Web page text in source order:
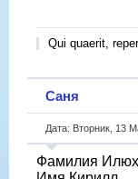
Qui quaerit,
Саня
Дата: Вторник, 13
Фамилия